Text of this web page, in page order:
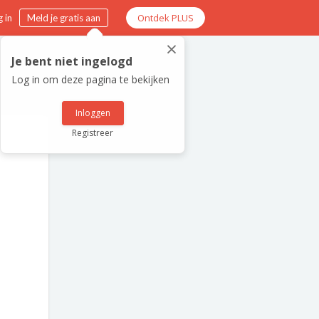
in Meld je gratis aan Ontdek PLUS
×
Je bent niet ingelogd
Log in om deze pagina te bekijken
Inloggen
Registreer